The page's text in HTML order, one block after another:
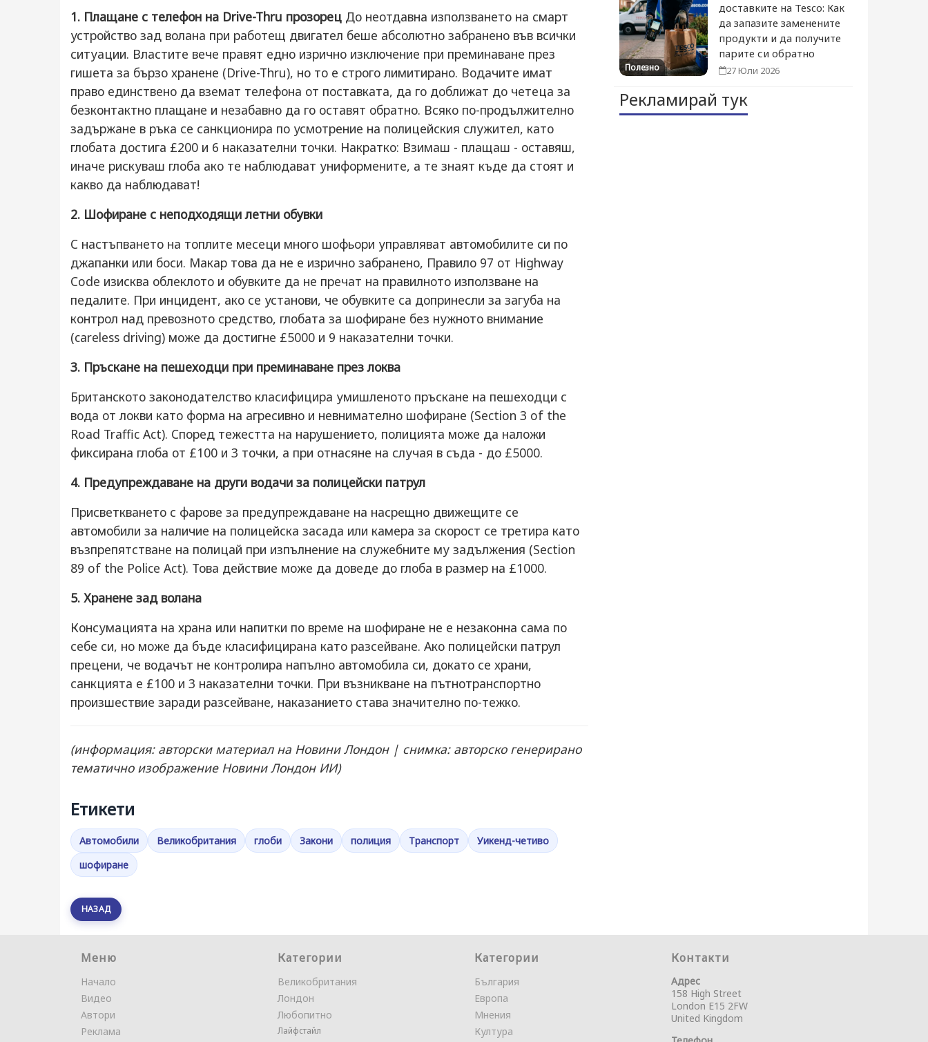
1. Плащане с телефон на Drive-Thru прозорец До неотдавна използването на смарт
устройство зад волана при работещ двигател беше абсолютно забранено във всички
ситуации. Властите вече правят едно изрично изключение при преминаване през
гишета за бързо хранене (Drive-Thru), но то е строго лимитирано. Водачите имат
право единствено да вземат телефона от поставката, да го доближат до четеца за
безконтактно плащане и незабавно да го оставят обратно. Всяко по-продължително
задържане в ръка се санкционира по усмотрение на полицейския служител, като
глобата достига £200 и 6 наказателни точки. Накратко: Взимаш - плащаш - оставяш,
иначе рискуваш глоба ако те наблюдават униформените, а те знаят къде да стоят и
какво да наблюдават!
2. Шофиране с неподходящи летни обувки
С настъпването на топлите месеци много шофьори управляват автомобилите си по
джапанки или боси. Макар това да не е изрично забранено, Правило 97 от Highway
Code изисква облеклото и обувките да не пречат на правилното използване на
педалите. При инцидент, ако се установи, че обувките са допринесли за загуба на
контрол над превозното средство, глобата за шофиране без нужното внимание
(careless driving) може да достигне £5000 и 9 наказателни точки.
3. Пръскане на пешеходци при преминаване през локва
Британското законодателство класифицира умишленото пръскане на пешеходци с
вода от локви като форма на агресивно и невнимателно шофиране (Section 3 of the
Road Traffic Act). Според тежестта на нарушението, полицията може да наложи
фиксирана глоба от £100 и 3 точки, а при отнасяне на случая в съда - до £5000.
4. Предупреждаване на други водачи за полицейски патрул
Присветкването с фарове за предупреждаване на насрещно движещите се
автомобили за наличие на полицейска засада или камера за скорост се третира като
възпрепятстване на полицай при изпълнение на служебните му задължения (Section
89 of the Police Act). Това действие може да доведе до глоба в размер на £1000.
5. Хранене зад волана
Консумацията на храна или напитки по време на шофиране не е незаконна сама по
себе си, но може да бъде класифицирана като разсейване. Ако полицейски патрул
прецени, че водачът не контролира напълно автомобила си, докато се храни,
санкцията е £100 и 3 наказателни точки. При възникване на пътнотранспортно
произшествие заради разсейване, наказанието става значително по-тежко.
(информация: авторски материал на Новини Лондон | снимка: авторско генерирано
тематично изображение Новини Лондон ИИ)
Етикети
Автомобили Великобритания глоби Закони полиция Транспорт
Уикенд-четиво
шофиране
НАЗАД
Полезно
доставките на Tesco: Как
да запазите заменените
продукти и да получите
парите си обратно
27 Юли 2026
Рекламирай тук
Меню
Начало
Видео
Автори
Реклама
Категории
Великобритания
Лондон
Любопитно
Лайфстайл
Категории
България
Европа
Мнения
Култура
Контакти
Адрес
158 High Street
London E15 2FW
United Kingdom